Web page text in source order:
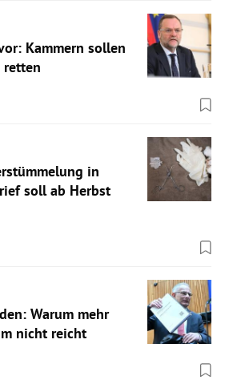
Kammern sollen
retten
in
soll ab Herbst
Warum mehr
nicht reicht